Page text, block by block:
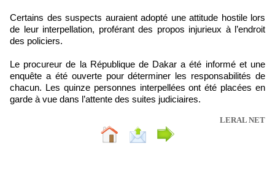
Certains des suspects auraient adopté une attitude hostile lors
de leur interpellation, proférant des propos injurieux à l’endroit
des policiers.
Le procureur de la République de Dakar a été informé et une
enquête a été ouverte pour déterminer les responsabilités de
chacun. Les quinze personnes interpellées ont été placées en
garde à vue dans l’attente des suites judiciaires.
LERAL NET